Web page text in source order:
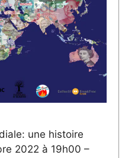
une histoire
2022 à 19h00 –